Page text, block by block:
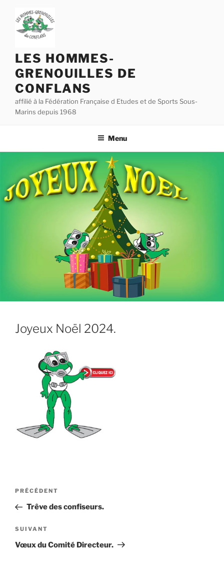
contenu
principal
LES HOMMES-
GRENOUILLES DE
CONFLANS
affilié à la Fédération Française d Etudes et de Sports Sous-
Marins depuis 1968
Menu
Joyeux Noël 2024.
Navigation
l’article
Article
précédent
PRÉCÉDENT
Trêve des confiseurs.
Article
suivant
SUIVANT
Vœux du Comité Directeur.